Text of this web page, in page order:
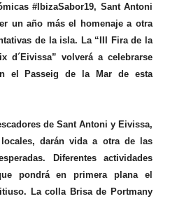
#IbizaSabor19, Sant Antoni
un año más el homenaje a otra
de la isla. La “III Fira de la
d´Eivissa” volverá a celebrarse
el Passeig de la Mar de esta
de Sant Antoni y Eivissa,
darán vida a otra de las
Diferentes actividades
pondrá en primera plana el
La colla Brisa de Portmany